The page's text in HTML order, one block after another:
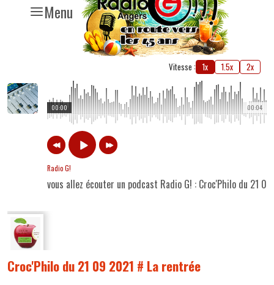
Menu
Vitesse : 1x 1.5x 2x
00:04
00:00
Radio G!
vous allez écouter un podcast Radio G! : Croc'Philo du 21
Croc'Philo du 21 09 2021 # La rentrée